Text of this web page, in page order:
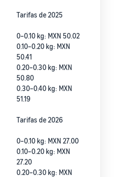
Tarifas de 2025
0–0.10 kg: MXN 50.02
0.10–0.20 kg: MXN
50.41
0.20–0.30 kg: MXN
50.80
0.30–0.40 kg: MXN
51.19
Tarifas de 2026
0–0.10 kg: MXN 27.00
0.10–0.20 kg: MXN
27.20
0.20–0.30 kg: MXN